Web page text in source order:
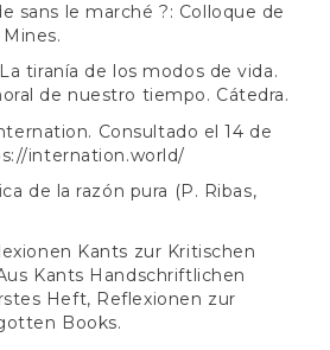
sans le marché ?: Colloque de
tiranía de los modos de vida.
de nuestro tiempo. Cátedra.
Consultado el 14 de
internation.world/
de la razón pura (P. Ribas,
Kants zur Kritischen
Kants Handschriftlichen
Heft, Reflexionen zur
Books.